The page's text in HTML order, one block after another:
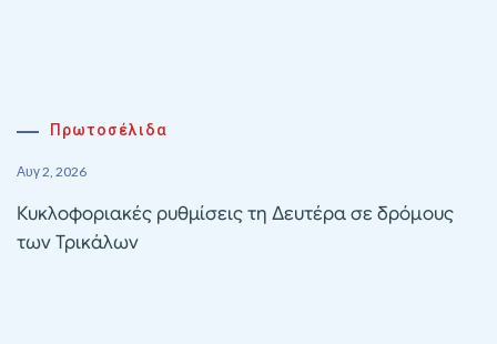
Πρωτοσέλιδα
Αυγ 2, 2026
Κυκλοφοριακές ρυθμίσεις τη Δευτέρα σε δρόμους
των Τρικάλων